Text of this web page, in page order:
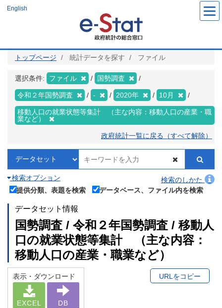
ツ
English
トップページ 統計データを探す ファイル
選択条件: ファイル 国勢調査
令和２年国勢調査 - 2020年 10月
移動人口の就業状態等集計 （主な内容：移動人口の産業・職
業など）
政府統計一覧に戻る（すべて解除）
検索オプション
検索のしかた
提供分類、表題を検索
データベース、ファイル内を検索
データセット情報
国勢調査 / 令和２年国勢調査 / 移動人
口の就業状態等集計 （主な内容：
移動人口の産業・職業など）
表示・ダウンロード
EXCEL DB
URLをコピー